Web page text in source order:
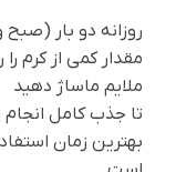
روزانه دو بار
مقدار کمی از کرم
ملایم ماساژ دهید
تا جذب کامل
بهترین زمان